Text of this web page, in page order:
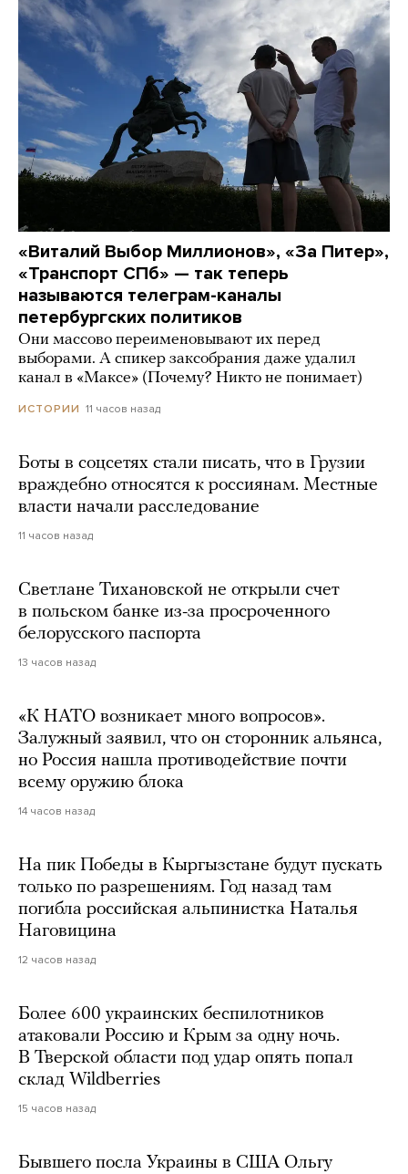
«Виталий Выбор Миллионов», «За Питер»,
«Транспорт СПб» — так теперь
называются телеграм-каналы
петербургских политиков
Они массово переименовывают их перед
выборами. А спикер заксобрания даже удалил
канал в «Максе» (Почему? Никто не понимает)
ИСТОРИИ 11 часов назад
Боты в соцсетях стали писать, что в Грузии
враждебно относятся к россиянам. Местные
власти начали расследование
11 часов назад
Светлане Тихановской не открыли счет
в польском банке из-за просроченного
белорусского паспорта
13 часов назад
«К НАТО возникает много вопросов».
Залужный заявил, что он сторонник альянса,
но Россия нашла противодействие почти
всему оружию блока
14 часов назад
На пик Победы в Кыргызстане будут пускать
только по разрешениям. Год назад там
погибла российская альпинистка Наталья
Наговицина
12 часов назад
Более 600 украинских беспилотников
атаковали Россию и Крым за одну ночь.
В Тверской области под удар опять попал
склад Wildberries
15 часов назад
Бывшего посла Украины в США Ольгу